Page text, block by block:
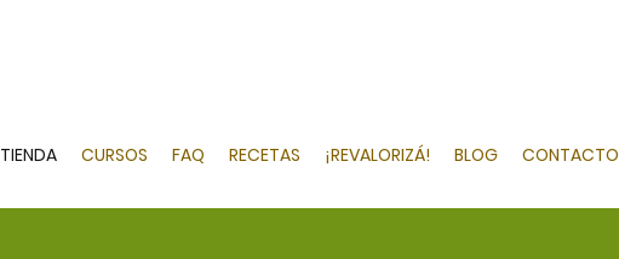
TIENDA CURSOS FAQ RECETAS ¡REVALORIZÁ! BLOG CONTACTO